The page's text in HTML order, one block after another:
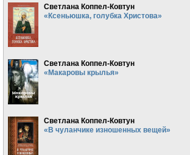
Светлана Коппел-Ковтун
«Ксеньюшка, голубка Христова»
Светлана Коппел-Ковтун
«Макаровы крылья»
Светлана Коппел-Ковтун
«В чуланчике изношенных вещей»